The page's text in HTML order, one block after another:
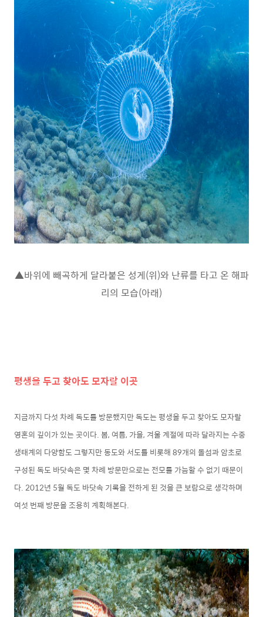
▲바위에 빼곡하게 달라붙은 성게(위)와 난류를 타고 온 해파
리의 모습(아래)
평생을 두고 찾아도 모자랄 이곳
지금까지 다섯 차례 독도를 방문했지만 독도는 평생을 두고 찾아도 모자랄
영혼의 깊이가 있는 곳이다. 봄, 여름, 가을, 겨울 계절에 따라 달라지는 수중
생태계의 다양함도 그렇지만 동도와 서도를 비롯해 89개의 돌섬과 암초로
구성된 독도 바닷속은 몇 차례 방문만으로는 전모를 가늠할 수 없기 때문이
다. 2012년 5월 독도 바닷속 기록을 전하게 된 것을 큰 보람으로 생각하며
여섯 번째 방문을 조용히 계획해본다.